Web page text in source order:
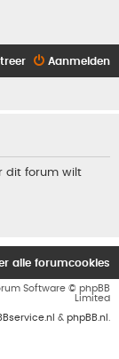
Aanmelden
dit forum wilt
alle forumcookies
Software © phpBB
Limited
& phpBB.nl